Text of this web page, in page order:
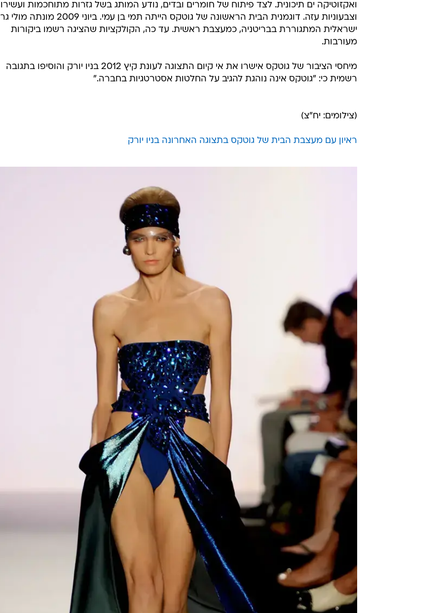
ואקזוטיקה ים תיכונית. לצד פיתוח של חומרים ובדים, נודע המותג בשל גזרות מתוחכמות
וצבעוניות עזה. דוגמנית הבית הראשונה של גוטקס הייתה תמי בן עמי. ביוני
ישראלית המתגוררת בבריטניה, כמעצבת ראשית. עד כה, הקולקציות שהציגה רשמו ביקורות
מעורבות.
מיחסי הציבור של גוטקס אישרו את אי קיום התצוגה לעונת קיץ 2012 בניו יורק והוסיפו בתגובה
רשמית כי: "גוטקס אינה נוהגת להגיב על החלטות אסטרטגיות בחברה."
(צילומים: יח"צ)
ראיון עם מעצבת הבית של גוטקס בתצוגה האחרונה בניו יורק